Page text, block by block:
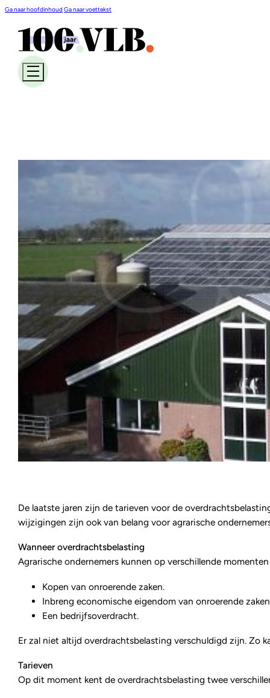
Ga naar hoofdinhoudGa naar voettekst
De laatste jaren zijn de tarieven voor de
wijzigingen zijn ook van belang voor agrarische
Wanneer overdrachtsbelasting
Agrarische ondernemers kunnen op verschillende
Kopen van onroerende zaken.
Inbreng economische eigendom van onroerende
Een bedrijfsoverdracht.
Er zal niet altijd overdrachtsbelasting verschuldigd zijn. Zo
Tarieven
Op dit moment kent de overdrachtsbelasting twee